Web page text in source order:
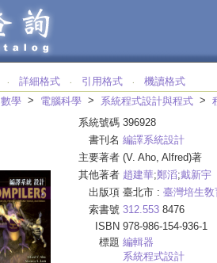
‧ 詳細格式 ‧ 引用格式 ‧ 機讀格式
數學 > 電腦科學 > 系統程式設計與程式 >
系統號碼 396928
書刊名 編譯系統設計
主要著者 (V. Aho, Alfred)著
其他著者 趙建華;鄭滔;戴新宇
出版項 臺北市 : 臺灣培生敎
索書號 312.553 8476
ISBN 978-986-154-936-1
標題 編輯器
系統程式設計